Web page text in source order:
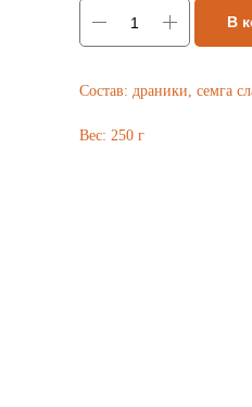
В
Состав: драники, семга
Вес: 250 г